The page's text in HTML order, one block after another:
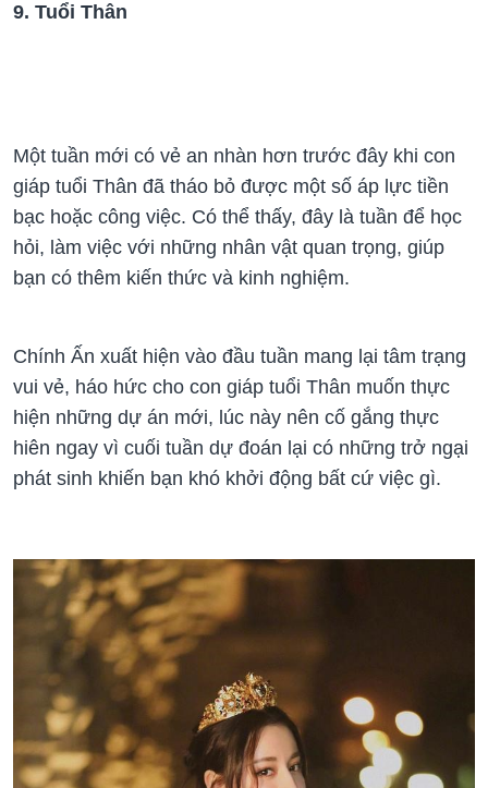
9. Tuổi Thân
Một tuần mới có vẻ an nhàn hơn trước đây khi con
giáp tuổi Thân đã tháo bỏ được một số áp lực tiền
bạc hoặc công việc. Có thể thấy, đây là tuần để học
hỏi, làm việc với những nhân vật quan trọng, giúp
bạn có thêm kiến thức và kinh nghiệm.
Chính Ấn xuất hiện vào đầu tuần mang lại tâm trạng
vui vẻ, háo hức cho con giáp tuổi Thân muốn thực
hiện những dự án mới, lúc này nên cố gắng thực
hiên ngay vì cuối tuần dự đoán lại có những trở ngại
phát sinh khiến bạn khó khởi động bất cứ việc gì.